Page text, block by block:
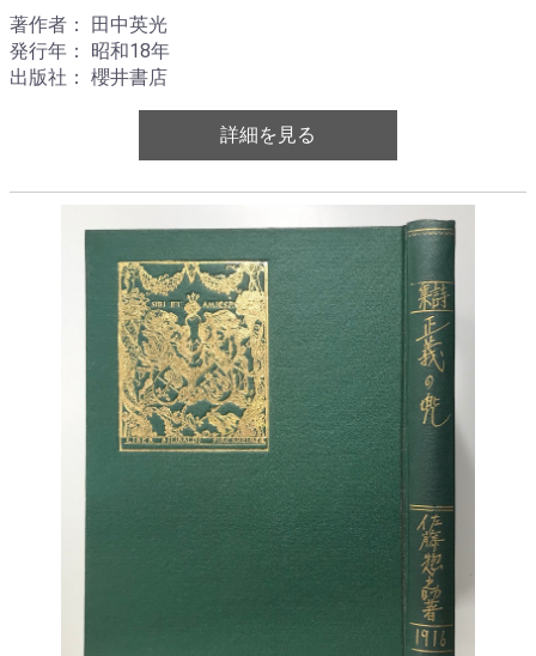
著作者： 田中英光
発行年： 昭和18年
出版社： 櫻井書店
詳細を見る